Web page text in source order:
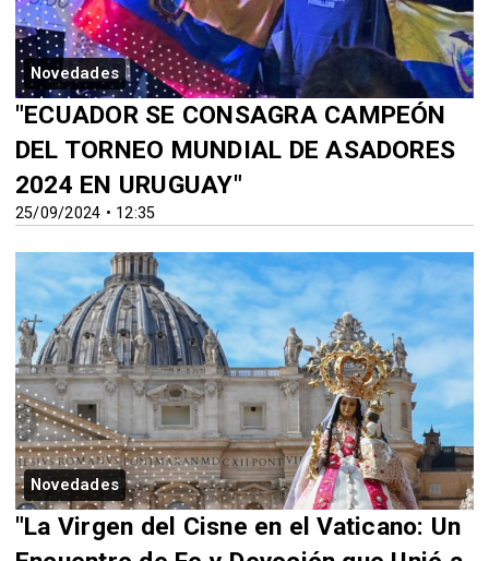
Novedades
25/09/2024 • 12:35
"ECUADOR SE CONSAGRA CAMPEÓN
DEL TORNEO MUNDIAL DE ASADORES
2024 EN URUGUAY"
Novedades
"La Virgen del Cisne en el Vaticano: Un